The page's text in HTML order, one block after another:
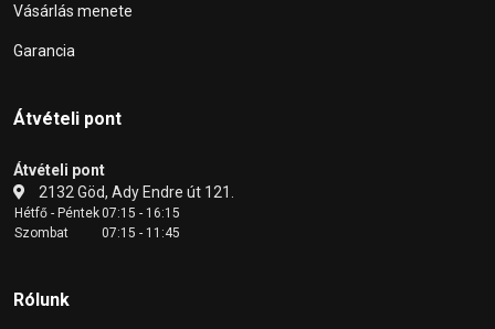
Vásárlás menete
Garancia
Átvételi pont
Átvételi pont
2132 Göd, Ady Endre út 121.
Hétfő - Péntek07:15 - 16:15
Szombat
07:15 - 11:45
Rólunk